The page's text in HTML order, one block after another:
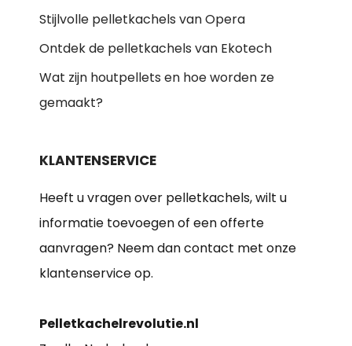
Stijlvolle pelletkachels van Opera
Ontdek de pelletkachels van Ekotech
Wat zijn houtpellets en hoe worden ze
gemaakt?
KLANTENSERVICE
Heeft u vragen over pelletkachels, wilt u
informatie toevoegen of een offerte
aanvragen? Neem dan contact met onze
klantenservice op.
Pelletkachelrevolutie.nl